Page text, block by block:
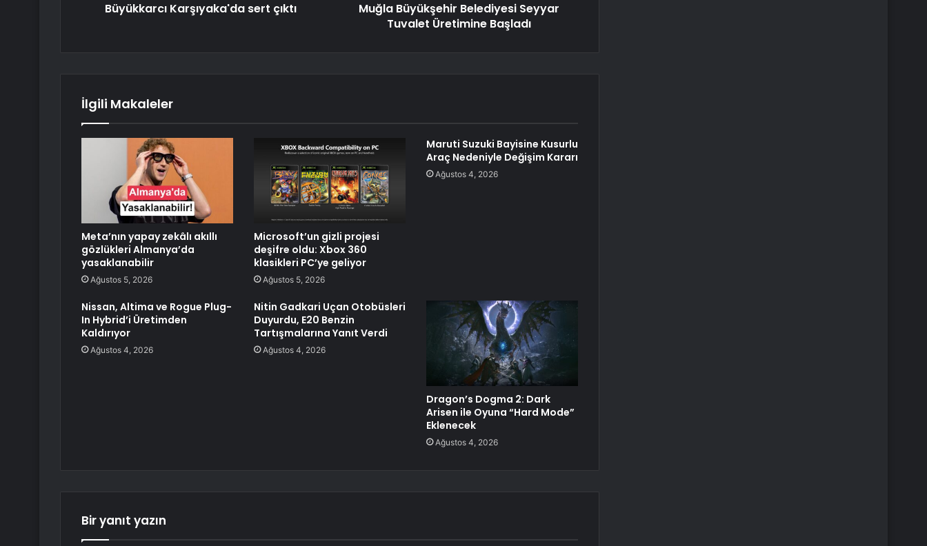
Büyükkarcı Karşıyaka'da sert çıktı
Muğla Büyükşehir Belediyesi Seyyar
Tuvalet Üretimine Başladı
İlgili Makaleler
Meta’nın yapay zekâlı akıllı
gözlükleri Almanya’da
yasaklanabilir
Ağustos 5, 2026
Microsoft’un gizli projesi
deşifre oldu: Xbox 360
klasikleri PC’ye geliyor
Ağustos 5, 2026
Maruti Suzuki Bayisine Kusurlu
Araç Nedeniyle Değişim Kararı
Ağustos 4, 2026
Nissan, Altima ve Rogue Plug-
In Hybrid’i Üretimden
Kaldırıyor
Ağustos 4, 2026
Nitin Gadkari Uçan Otobüsleri
Duyurdu, E20 Benzin
Tartışmalarına Yanıt Verdi
Ağustos 4, 2026
Dragon’s Dogma 2: Dark
Arisen ile Oyuna “Hard Mode”
Eklenecek
Ağustos 4, 2026
Bir yanıt yazın